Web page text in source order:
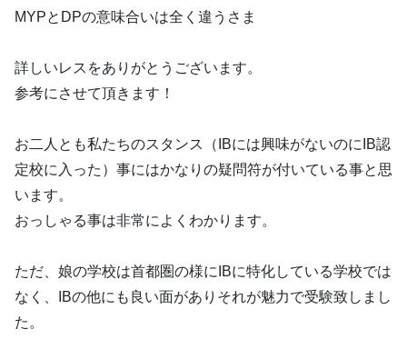
MYPとDPの意味合いは全く違うさま
詳しいレスをありがとうございます。
参考にさせて頂きます！
お二人とも私たちのスタンス（IBには興味がないのにIB認
定校に入った）事にはかなりの疑問符が付いている事と思
います。
おっしゃる事は非常によくわかります。
ただ、娘の学校は首都圏の様にIBに特化している学校では
なく、IBの他にも良い面がありそれが魅力で受験致しまし
た。